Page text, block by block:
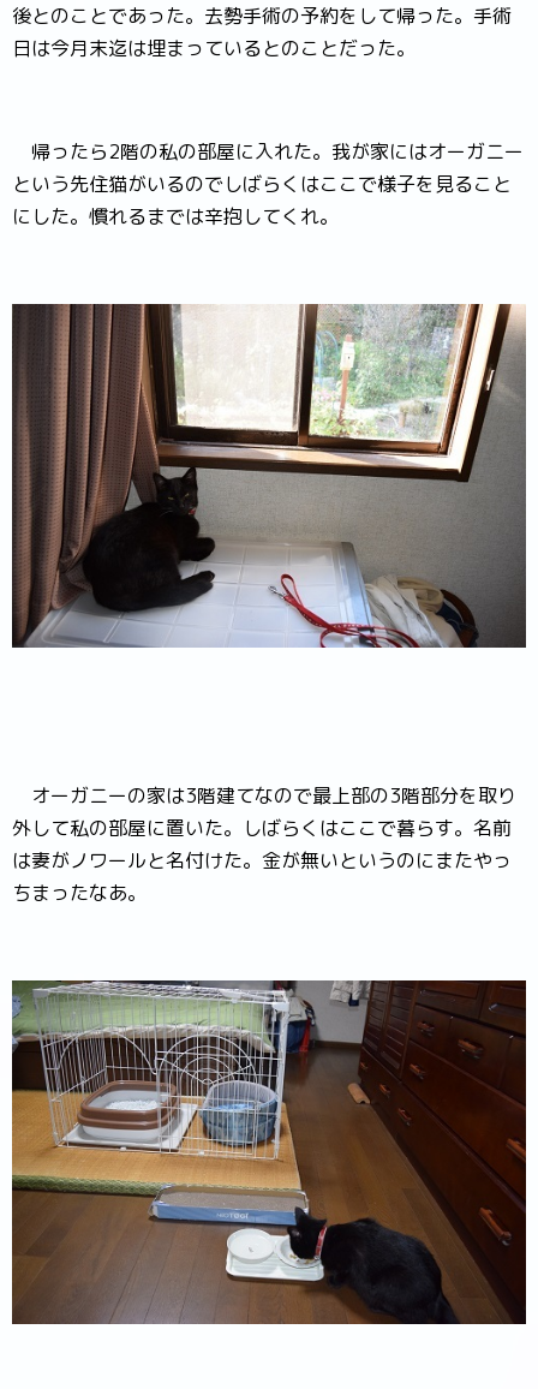
後とのことであった。去勢手術の予約をして帰った。手術
日は今月末迄は埋まっているとのことだった。
帰ったら2階の私の部屋に入れた。我が家にはオーガニー
という先住猫がいるのでしばらくはここで様子を見ること
にした。慣れるまでは辛抱してくれ。
オーガニーの家は3階建てなので最上部の3階部分を取り
外して私の部屋に置いた。しばらくはここで暮らす。名前
は妻がノワールと名付けた。金が無いというのにまたやっ
ちまったなあ。